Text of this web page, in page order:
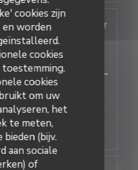
cookies zijn
worden
cookies
cookies
om uw
het
te meten,
(bijv.
aan sociale
of
5
Keuken:5/5 Kwaliteit / Prijs
très bien accueillis.
de réservation, l'une
(4 adultes, 2 bébés),
professionnel à l'étage.
Je recommande